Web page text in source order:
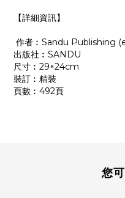
【詳細資訊】
作者︰Sandu Publishing
出版社︰SANDU
尺寸︰29×24cm
裝訂︰精裝
頁數︰492頁
您